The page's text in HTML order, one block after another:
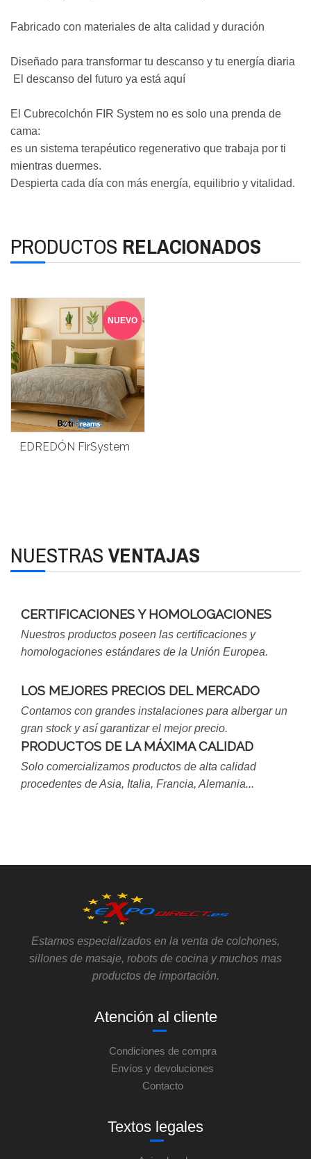
Fabricado con materiales de alta calidad y duración
Diseñado para transformar tu descanso y tu energía diaria
El descanso del futuro ya está aquí
El Cubrecolchón FIR System no es solo una prenda de
cama:
es un sistema terapéutico regenerativo que trabaja por ti
mientras duermes.
Despierta cada día con más energía, equilibrio y vitalidad.
PRODUCTOS RELACIONADOS
NUEVO
EDREDÓN FirSystem
NUESTRAS VENTAJAS
CERTIFICACIONES Y HOMOLOGACIONES
Nuestros productos poseen las certificaciones y
homologaciones estándares de la Unión Europea.
LOS MEJORES PRECIOS DEL MERCADO
Contamos con grandes instalaciones para albergar un
gran stock y así garantizar el mejor precio.
PRODUCTOS DE LA MÁXIMA CALIDAD
Solo comercializamos productos de alta calidad
procedentes de Asia, Italia, Francia, Alemania...
Estamos especializados en la venta de colchones,
sillones de masaje, robots de cocina y muchos mas
productos de importación.
Atención al cliente
Condiciones de compra
Envíos y devoluciones
Contacto
Textos legales